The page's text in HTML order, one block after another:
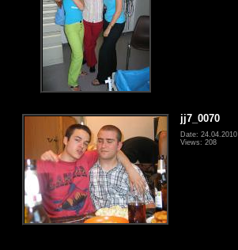
jj7_0070
Date: 24.04.2010
Views: 208